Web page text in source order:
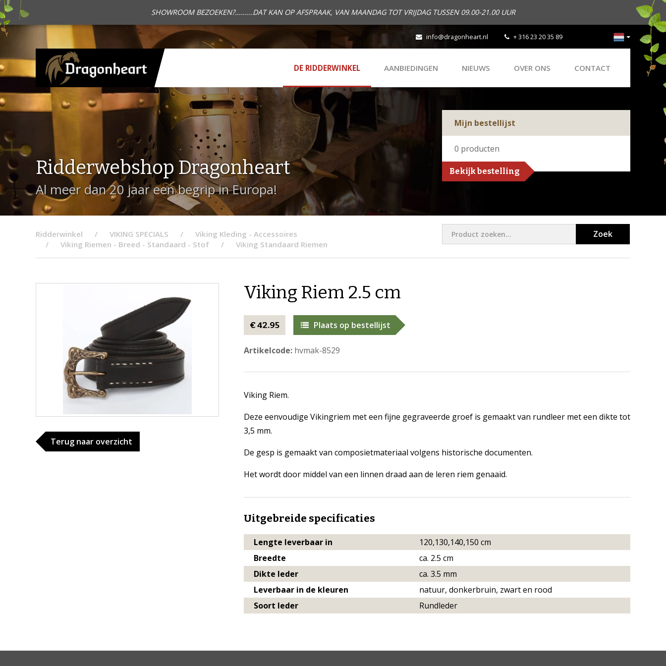
SHOWROOM BEZOEKEN?.........DAT KAN OP AFSPRAAK, VAN MAANDAG TOT VRIJDAG TUSSEN 09.00-21.00 UUR
info@dragonheart.nl + 316 23 20 35 89
DE RIDDERWINKEL AANBIEDINGEN NIEUWS OVER ONS CONTACT
Ridderwebshop Dragonheart
Al meer dan 20 jaar een begrip in Europa!
Mijn bestellijst
0 producten
Bekijk bestelling
Ridderwinkel VIKING SPECIALS
Viking Kleding - Accessoires
Viking Riemen - Breed - Standaard - Stof
Viking Standaard Riemen
Zoek
Terug naar overzicht
Viking Riem 2.5 cm
€ 42.95 Plaats op bestellijst
Artikelcode:hvmak-8529
Viking Riem.
Deze eenvoudige Vikingriem met een fijne gegraveerde groef is gemaakt van rundleer met een dikte tot
3,5 mm.
De gesp is gemaakt van composietmateriaal volgens historische documenten.
Het wordt door middel van een linnen draad aan de leren riem genaaid.
Uitgebreide specificaties
Lengte leverbaar in
120,130,140,150 cm
Breedte
ca. 2.5 cm
Dikte leder
ca. 3.5 mm
Leverbaar in de kleuren
natuur, donkerbruin, zwart en rood
Soort leder
Rundleder